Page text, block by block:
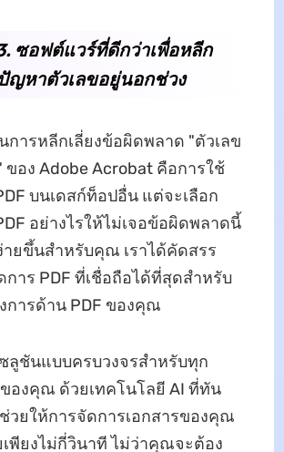
ซอฟต์แวร์ที่ดีกว่าเพื่อหลีก
ญหาตัวเลขอยู่นอกช่วง
ารหลีกเลี่ยงข้อผิดพลาด "ตัวเลข
ของ Adobe Acrobat คือการใช้
บนเดสก์ท็อปอื่น แต่จะเลือก
อย่างไรให้ไม่เจอข้อผิดพลาดนี้
ายขึ้นสำหรับคุณ เราได้คัดสรร
าร PDF ที่เชื่อถือได้ที่สุดสำหรับ
การด้าน PDF ของคุณ
ลูชันแบบครบวงจรสำหรับทุก
องคุณ ด้วยเทคโนโลยี AI ที่ทัน
วยให้การจัดการเอกสารของคุณ
เพียงไม่กี่วินาที ไม่ว่าคุณจะต้อง